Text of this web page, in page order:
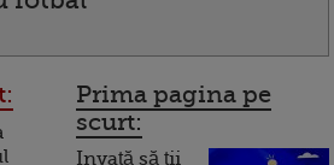
Prima pagina pe
scurt:
Invață să ții